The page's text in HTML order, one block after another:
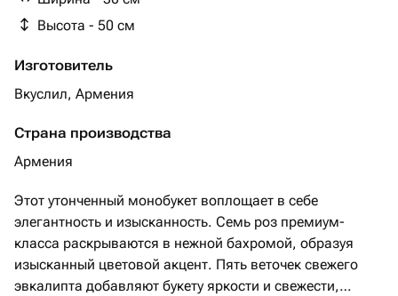
Высота - 50 см
Изготовитель
Вкуслил, Армения
Страна производства
Армения
Этот утонченный монобукет воплощает в себе
элегантность и изысканность. Семь роз премиум-
класса раскрываются в нежной бахромой, образуя
изысканный цветовой акцент. Пять веточек свежего
эвкалипта добавляют букету яркости и свежести,